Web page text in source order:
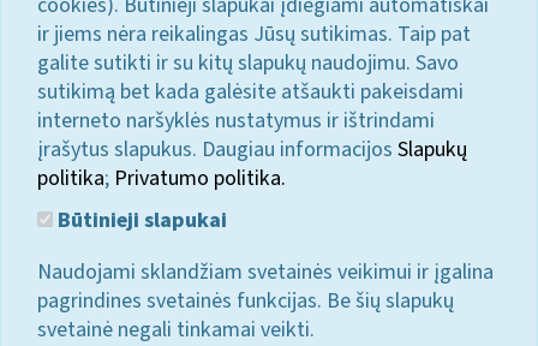
ir jiems nėra reikalingas Jūsų sutikimas. Taip pat
galite sutikti ir su kitų slapukų naudojimu. Savo
sutikimą bet kada galėsite atšaukti pakeisdami
interneto naršyklės nustatymus ir ištrindami
įrašytus slapukus. Daugiau informacijos Slapukų
politika; Privatumo politika.
Būtinieji slapukai
Naudojami sklandžiam svetainės veikimui ir įgalina
pagrindines svetainės funkcijas. Be šių slapukų
svetainė negali tinkamai veikti.